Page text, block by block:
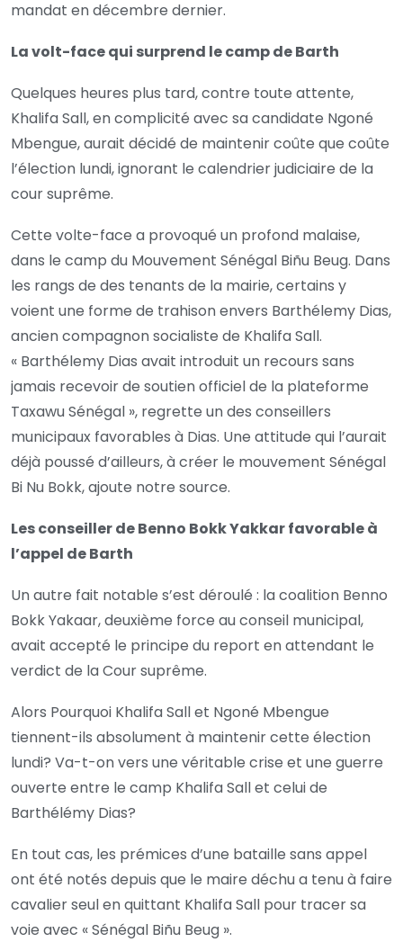
mandat en décembre dernier.
La volt-face qui surprend le camp de Barth
Quelques heures plus tard, contre toute attente,
Khalifa Sall, en complicité avec sa candidate Ngoné
Mbengue, aurait décidé de maintenir coûte que coûte
l’élection lundi, ignorant le calendrier judiciaire de la
cour suprême.
Cette volte-face a provoqué un profond malaise,
dans le camp du Mouvement Sénégal Biñu Beug. Dans
les rangs de des tenants de la mairie, certains y
voient une forme de trahison envers Barthélemy Dias,
ancien compagnon socialiste de Khalifa Sall.
« Barthélemy Dias avait introduit un recours sans
jamais recevoir de soutien officiel de la plateforme
Taxawu Sénégal », regrette un des conseillers
municipaux favorables à Dias. Une attitude qui l’aurait
déjà poussé d’ailleurs, à créer le mouvement Sénégal
Bi Nu Bokk, ajoute notre source.
Les conseiller de Benno Bokk Yakkar favorable à
l’appel de Barth
Un autre fait notable s’est déroulé : la coalition Benno
Bokk Yakaar, deuxième force au conseil municipal,
avait accepté le principe du report en attendant le
verdict de la Cour suprême.
Alors Pourquoi Khalifa Sall et Ngoné Mbengue
tiennent-ils absolument à maintenir cette élection
lundi? Va-t-on vers une véritable crise et une guerre
ouverte entre le camp Khalifa Sall et celui de
Barthélémy Dias?
En tout cas, les prémices d’une bataille sans appel
ont été notés depuis que le maire déchu a tenu à faire
cavalier seul en quittant Khalifa Sall pour tracer sa
voie avec « Sénégal Biñu Beug ».